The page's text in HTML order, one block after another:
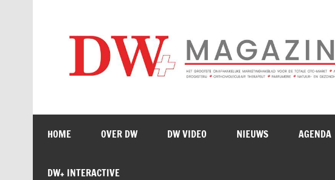
HOME OVER DW DW VIDEO NIEUWS AGENDA
DW+ INTERACTIVE